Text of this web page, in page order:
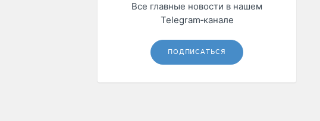
Все главные новости в нашем
Telegram‑канале
ПОДПИСАТЬСЯ